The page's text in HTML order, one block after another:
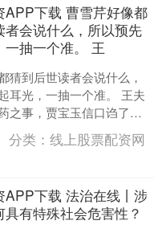
APP下载 曹雪芹好像都
者会说什么，所以预先
一抽一个准。 王
猜到后世读者会说什么，
耳光，一抽一个准。 王夫
之事，贾宝玉信口诌了一
是古墓里死人头上的珍
百分之二百....
分类：线上股票配资网
APP下载 法治在线丨涉
具有特殊社会危害性？